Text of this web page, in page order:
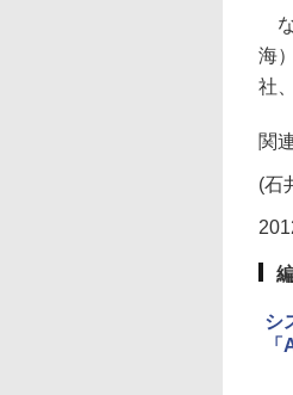
な
海
社
関
(石
シ